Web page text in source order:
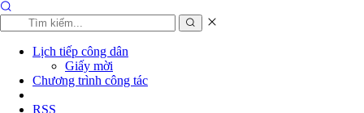
Lịch tiếp công dân
Giấy mời
Chương trình công tác
RSS